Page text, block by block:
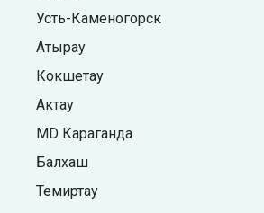
Усть-Каменогорск
Атырау
Кокшетау
Актау
MD Караганда
Балхаш
Темиртау